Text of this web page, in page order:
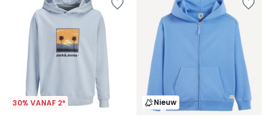
30% VANAF 2* Nieuw